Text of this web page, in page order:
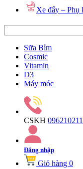
Xe đẩy – Phụ
Sữa Bỉm
Cosmic
Vitamin
D3
Máy móc
CSKH
Đăng nhập
Giỏ hàng 0